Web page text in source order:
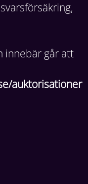
innebär går att
auktorisationer